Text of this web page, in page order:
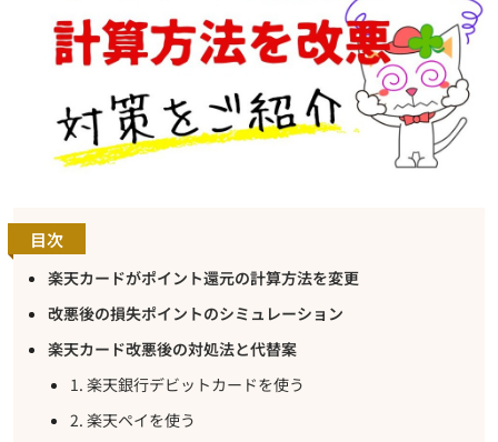
目次
楽天カードがポイント還元の計算方法を変更
改悪後の損失ポイントのシミュレーション
楽天カード改悪後の対処法と代替案
1. 楽天銀行デビットカードを使う
2. 楽天ペイを使う